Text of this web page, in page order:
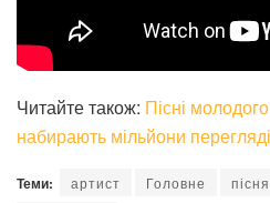
Читайте також: Пісні
набирають мільйони
Теми: артист Головне пісня